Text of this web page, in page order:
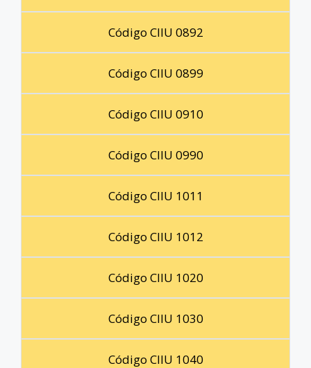
Código CIIU 0892
Código CIIU 0899
Código CIIU 0910
Código CIIU 0990
Código CIIU 1011
Código CIIU 1012
Código CIIU 1020
Código CIIU 1030
Código CIIU 1040